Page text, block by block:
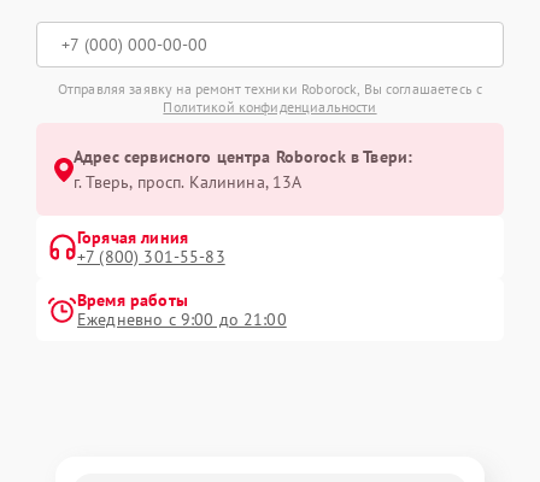
Отправляя заявку на ремонт техники Roborock, Вы соглашаетесь с
Политикой конфиденциальности
Адрес сервисного центра Roborock в Твери:
г. Тверь, просп. Калинина, 13А
Горячая линия
+7 (800) 301-55-83
Время работы
Ежедневно с 9:00 до 21:00